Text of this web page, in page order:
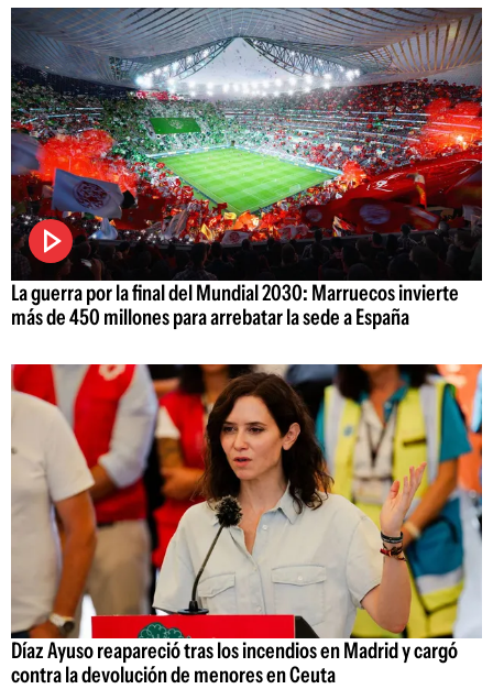
La guerra por la final del Mundial 2030: Marruecos invierte
más de 450 millones para arrebatar la sede a España
Díaz Ayuso reapareció tras los incendios en Madrid y cargó
contra la devolución de menores en Ceuta